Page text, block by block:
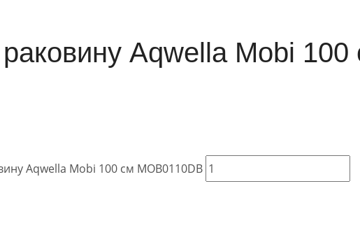
Aqwella Mobi 100
Aqwella Mobi 100 см MOB0110DB